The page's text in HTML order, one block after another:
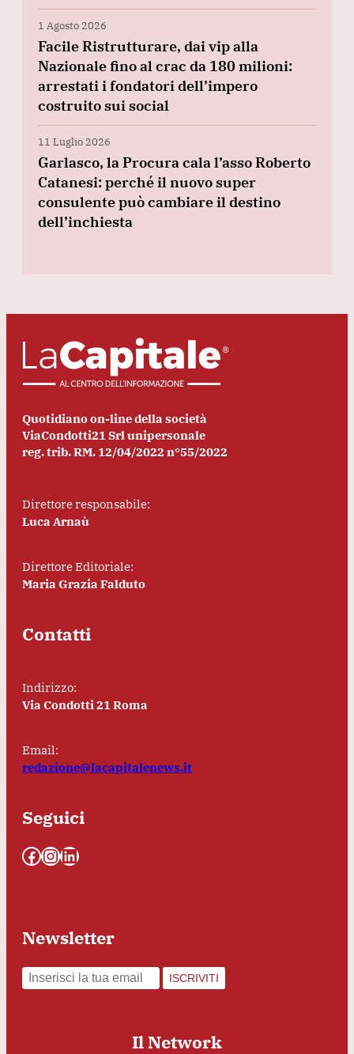
1 Agosto 2026
Facile Ristrutturare, dai vip alla
Nazionale fino al crac da 180 milioni:
arrestati i fondatori dell’impero
costruito sui social
11 Luglio 2026
Garlasco, la Procura cala l’asso Roberto
Catanesi: perché il nuovo super
consulente può cambiare il destino
dell’inchiesta
Quotidiano on-line della società
ViaCondotti21 Srl unipersonale
reg. trib. RM. 12/04/2022 n°55/2022
Direttore responsabile:
Luca Arnaù
Direttore Editoriale:
Maria Grazia Falduto
Contatti
Indirizzo:
Via Condotti 21 Roma
Email:
redazione@lacapitalenews.it
Seguici
Facebook InstagramLinkedIn
Newsletter
ISCRIVITI
Il Network